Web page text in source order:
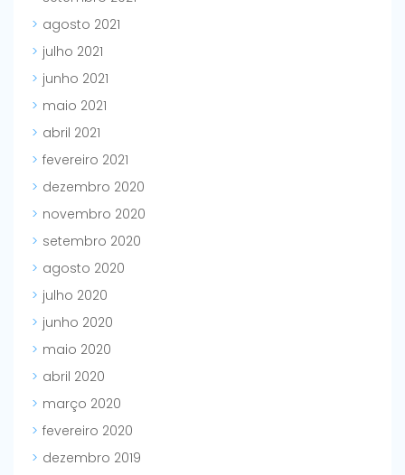
agosto 2021
julho 2021
junho 2021
maio 2021
abril 2021
fevereiro 2021
dezembro 2020
novembro 2020
setembro 2020
agosto 2020
julho 2020
junho 2020
maio 2020
abril 2020
março 2020
fevereiro 2020
dezembro 2019